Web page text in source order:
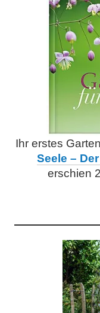
Ihr erstes
Seele –
erschien